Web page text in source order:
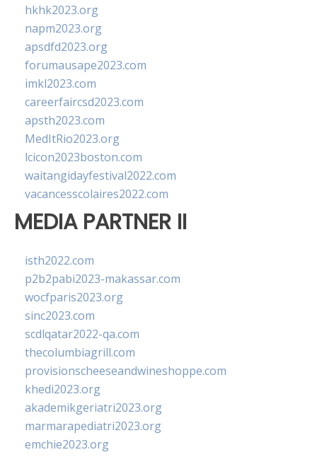
hkhk2023.org
napm2023.org
apsdfd2023.org
forumausape2023.com
imkl2023.com
careerfaircsd2023.com
apsth2023.com
MedItRio2023.org
lcicon2023boston.com
waitangidayfestival2022.com
vacancesscolaires2022.com
MEDIA PARTNER II
isth2022.com
p2b2pabi2023-makassar.com
wocfparis2023.org
sinc2023.com
scdlqatar2022-qa.com
thecolumbiagrill.com
provisionscheeseandwineshoppe.com
khedi2023.org
akademikgeriatri2023.org
marmarapediatri2023.org
emchie2023.org